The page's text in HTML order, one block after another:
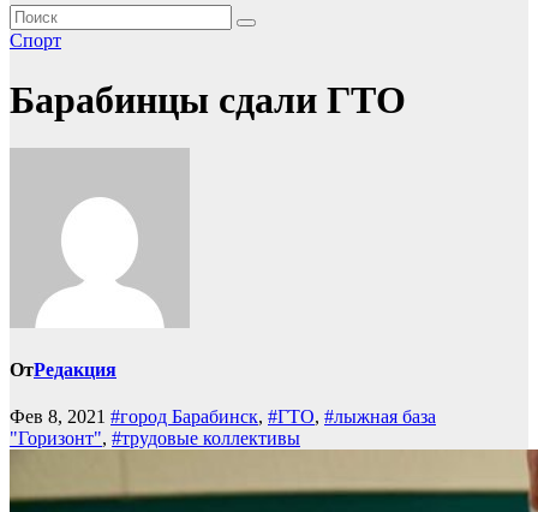
Спорт
Барабинцы сдали ГТО
ОтРедакция
Фев 8, 2021 #город Барабинск, #ГТО, #лыжная база
"Горизонт", #трудовые коллективы